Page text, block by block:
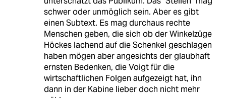
schwer oder unmöglich sein. Aber es gibt
einen Subtext. Es mag durchaus rechte
Menschen geben, die sich ob der Winkelzüge
Höckes lachend auf die Schenkel geschlagen
haben mögen aber angesichts der glaubhaft
ernsten Bedenken, die Voigt für die
wirtschaftlichen Folgen aufgezeigt hat, ihn
dann in der Kabine lieber doch nicht mehr